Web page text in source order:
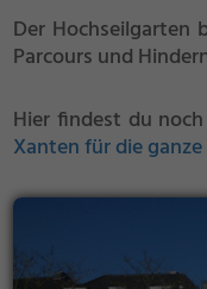
Der Hochseilgarten
Parcours und
Hier findest du
Xanten für die